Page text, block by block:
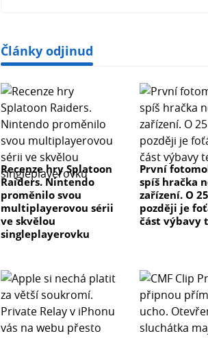
Články odjinud
Recenze hry Splatoon
Raiders. Nintendo
proměnilo svou
multiplayerovou sérii
ve skvělou
singleplayerovku
První
spíš hračka
zařízení. O
později je
část výbavy